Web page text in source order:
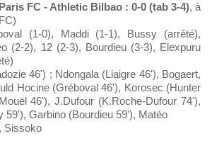
Paris FC - Athletic Bilbao : 0-0 (tab 3-4), à
(1-0), Maddi (1-1), Bussy (arrêté),
(2-2), 12 (2-3), Bourdieu (3-3), Elexpuru
46') ; Ndongala (Liaigre 46'), Bogaert,
Hocine (Gréboval 46'), Korosec (Hunter
46'), J.Dufour (K.Roche-Dufour 74'),
59'), Garbino (Bourdieu 59'), Matéo
Sissoko